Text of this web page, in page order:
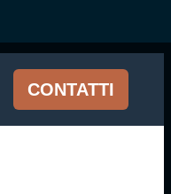
CONTATTI